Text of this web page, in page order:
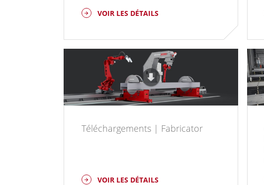
VOIR LES DÉTAILS
Téléchargements | Fabricator
VOIR LES DÉTAILS